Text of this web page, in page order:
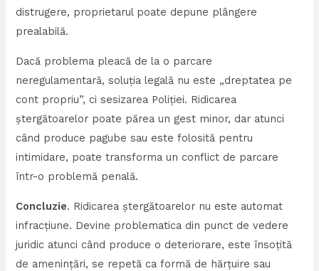
distrugere, proprietarul poate depune plângere
prealabilă.
Dacă problema pleacă de la o parcare
neregulamentară, soluția legală nu este „dreptatea pe
cont propriu”, ci sesizarea Poliției. Ridicarea
ștergătoarelor poate părea un gest minor, dar atunci
când produce pagube sau este folosită pentru
intimidare, poate transforma un conflict de parcare
într-o problemă penală.
Concluzie. Ridicarea ștergătoarelor nu este automat
infracțiune. Devine problematica din punct de vedere
juridic atunci când produce o deteriorare, este însoțită
de amenințări, se repetă ca formă de hărțuire sau